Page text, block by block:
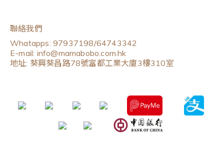
聯絡我們
Whatapps: 97937198/64743342
E-mail: info@mamabobo.com.hk
地址: 葵興葵昌路78號富都工業大廈3樓310室